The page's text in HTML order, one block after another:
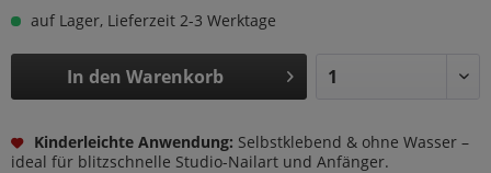
auf Lager, Lieferzeit 2-3 Werktage
In den Warenkorb
Kinderleichte Anwendung: Selbstklebend & ohne Wasser –
ideal für blitzschnelle Studio-Nailart und Anfänger.